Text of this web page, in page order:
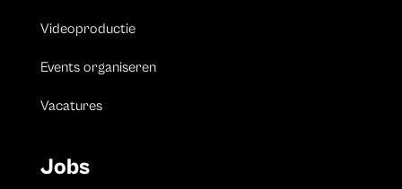
Videoproductie
Events organiseren
Vacatures
Jobs